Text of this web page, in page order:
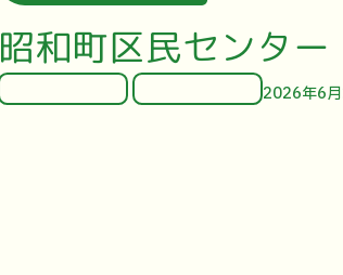
昭和町区民センタ
2026年6